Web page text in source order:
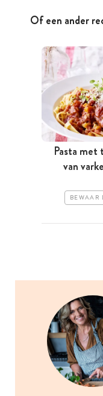
Of een ander
Pasta met
van
BEWAAR